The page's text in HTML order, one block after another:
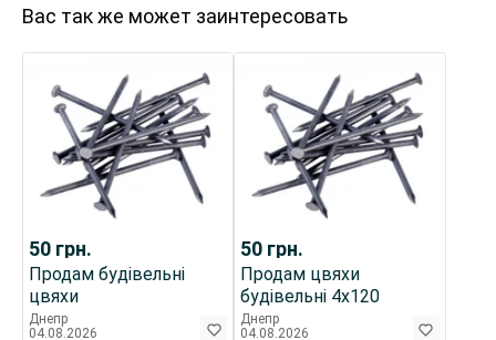
Вас так же может заинтересовать
50 грн.
Продам будівельні
цвяхи
Днепр
04.08.2026
50 грн.
Продам цвяхи
будівельні 4х120
Днепр
04.08.2026